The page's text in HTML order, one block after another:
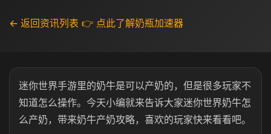
← 返回资讯列表 👉 点此了解奶瓶加速器
迷你世界手游里的奶牛是可以产奶的，但是很多玩家不
知道怎么操作。今天小编就来告诉大家迷你世界奶牛怎
么产奶，带来奶牛产奶攻略，喜欢的玩家快来看看吧。